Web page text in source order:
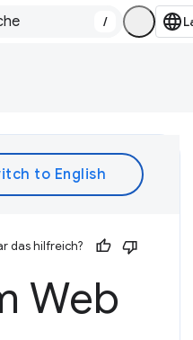
/
das hilfreich?
Web